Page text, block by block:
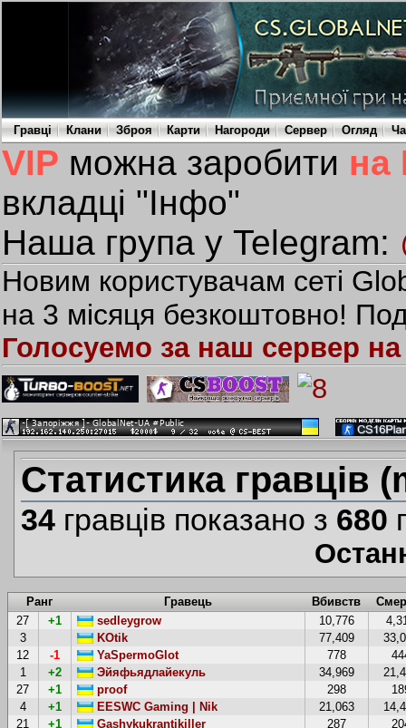
Гравці Клани Зброя Карти Нагороди Сервер Огляд
VIP можна заробити на
вкладці "Інфо"
Наша група у Telegram:
Новим користувачам сеті
на 3 місяця безкоштовно!
Голосуемо за наш сервер на
Статистика гравців
34гравців показано з 680
Ранг Гравець Вбивств
27
+1 sedleygrow 10,776
3
KOtik 77,409
12
-1 YaSpermoGlot 778
1
+2 Эйяфьядлайекуль 34,969
27
+1 proof 298
4
+1 EESWC Gaming | Nik 21,063
21
+1 Gashykukrantikiller 287